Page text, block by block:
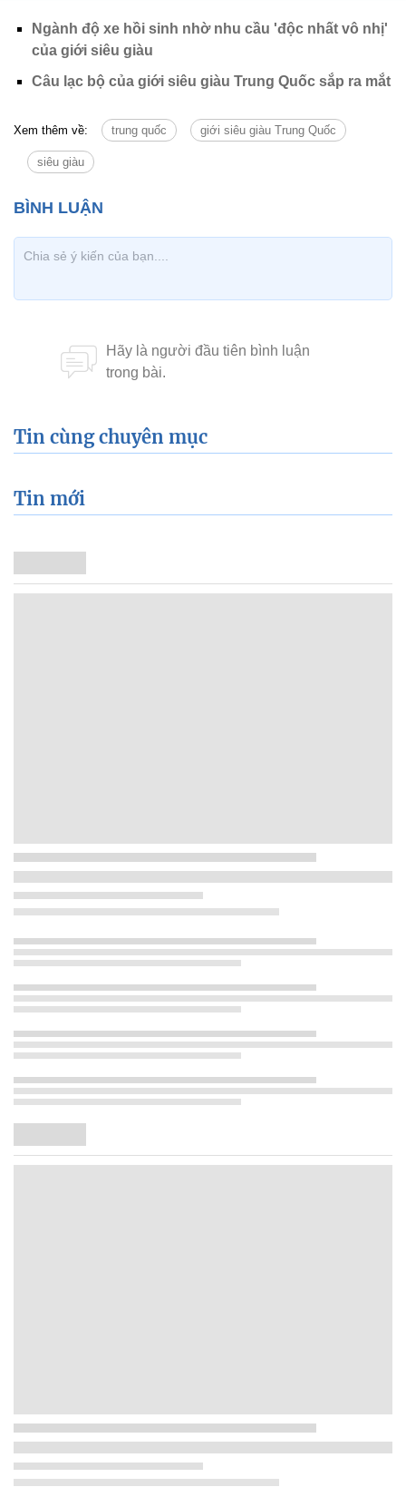
Ngành độ xe hồi sinh nhờ nhu cầu 'độc nhất vô nhị'
của giới siêu giàu
Câu lạc bộ của giới siêu giàu Trung Quốc sắp ra mắt
Xem thêm về: trung quốc giới siêu giàu Trung Quốc
siêu giàu
Tin cùng chuyên mục
Tin mới